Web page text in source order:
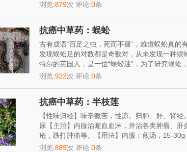
浏览:879次 评论:0条
抗癌中草药：蜈蚣
古有成语“百足之虫，死而不僵”，难道蜈蚣真的
发现蜈蚣足的对数都是奇数对，从未发现一种
特尔的英国人，是一位“蜈蚣迷”，为了研究蜈蚣
浏览:922次 评论:0条
抗癌中草药：半枝莲
【性味归经】味辛微苦，性凉。归肺、肝、肾
尿【主治】内服治衄血血淋，并治各类肿瘤、
疮，跌打肿痛等。【用法】内服：煎汤，15-30g
浏览:889次 评论:0条